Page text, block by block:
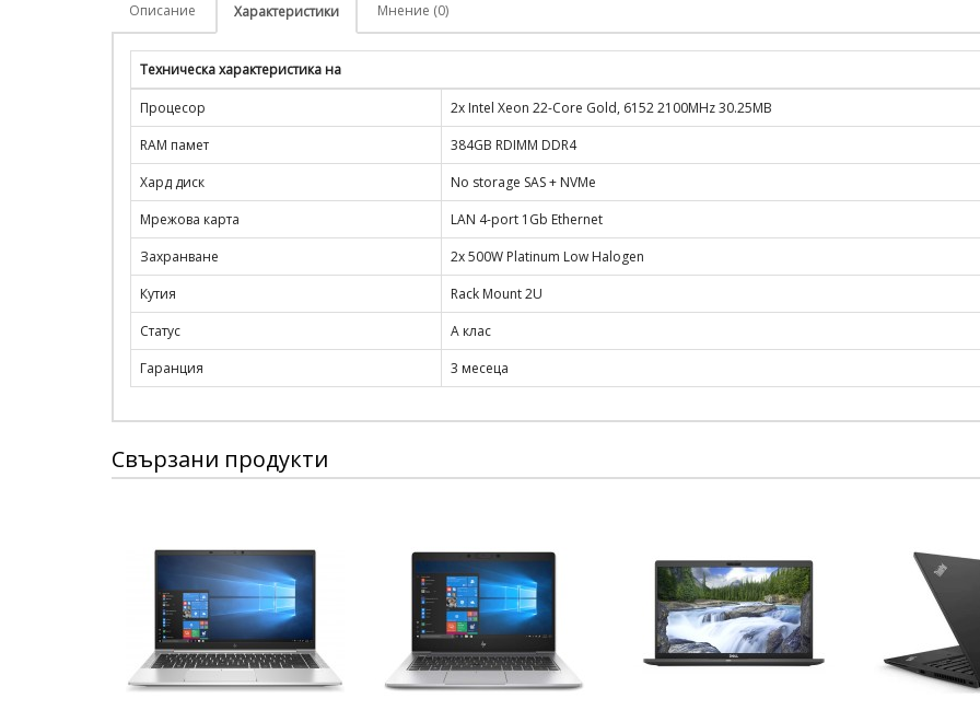
Описание Характеристики Мнение (0)
Техническа характеристика на
Процесор
2x Intel Xeon 22-Core Gold, 6152 2100MHz 30.25MB
RAM памет
384GB RDIMM DDR4
Хард диск
No storage SAS + NVMe
Мрежова карта
LAN 4-port 1Gb Ethernet
Захранване
2x 500W Platinum Low Halogen
Кутия
Rack Mount 2U
Статус
A клас
Гаранция
3 месеца
Свързани продукти